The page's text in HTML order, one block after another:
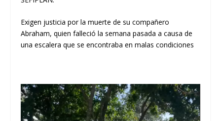
Exigen justicia por la muerte de su compañero
Abraham, quien falleció la semana pasada a causa de
una escalera que se encontraba en malas condiciones
Reproductor
de
vídeo